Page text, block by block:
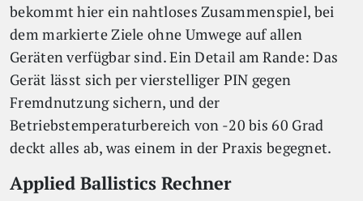
bekommt hier ein nahtloses Zusammenspiel, bei
dem markierte Ziele ohne Umwege auf allen
Geräten verfügbar sind. Ein Detail am Rande: Das
Gerät lässt sich per vierstelliger PIN gegen
Fremdnutzung sichern, und der
Betriebstemperaturbereich von -20 bis 60 Grad
deckt alles ab, was einem in der Praxis begegnet.
Applied Ballistics Rechner